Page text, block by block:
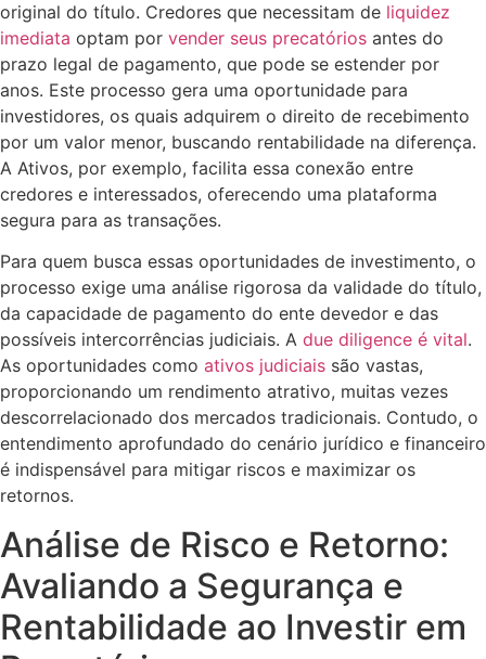
original do título. Credores que necessitam de liquidez
imediata optam por vender seus precatórios antes do
prazo legal de pagamento, que pode se estender por
anos. Este processo gera uma oportunidade para
investidores, os quais adquirem o direito de recebimento
por um valor menor, buscando rentabilidade na diferença.
A Ativos, por exemplo, facilita essa conexão entre
credores e interessados, oferecendo uma plataforma
segura para as transações.
Para quem busca essas oportunidades de investimento, o
processo exige uma análise rigorosa da validade do título,
da capacidade de pagamento do ente devedor e das
possíveis intercorrências judiciais. A due diligence é vital.
As oportunidades como ativos judiciais são vastas,
proporcionando um rendimento atrativo, muitas vezes
descorrelacionado dos mercados tradicionais. Contudo, o
entendimento aprofundado do cenário jurídico e financeiro
é indispensável para mitigar riscos e maximizar os
retornos.
Análise de Risco e Retorno:
Avaliando a Segurança e
Rentabilidade ao Investir em